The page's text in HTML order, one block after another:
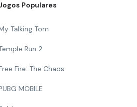
Populares
Talking Tom
Run 2
Fire: The Chaos
MOBILE